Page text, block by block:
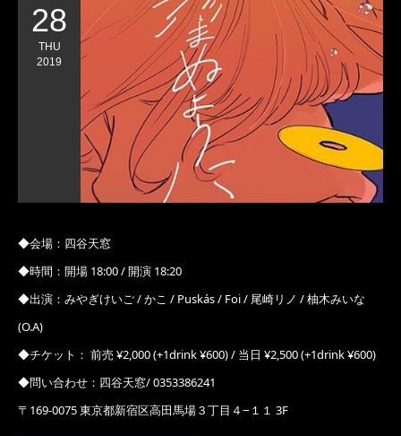
28
THU
2019
◆会場：四谷天窓
◆時間：開場 18:00 / 開演 18:20
◆出演：みやぎけいご / かこ / Puskás / Foi / 尾崎リノ / 柚木みいな
(O.A)
◆チケット： 前売 ¥2,000 (+1drink ¥600) / 当日 ¥2,500 (+1drink ¥600)
◆問い合わせ：四谷天窓/ 0353386241
〒169-0075 東京都新宿区高田馬場３丁目４−１１ 3F